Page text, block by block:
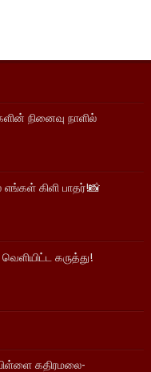
நினைவு நாளில்
கிளி பாதர்!📸
கருத்து!
கதிரமலை-